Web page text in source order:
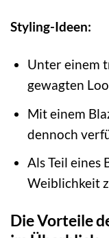
Styling-Ideen:
Unter einem
gewagten
Mit einem
dennoch
Als Teil eines
Weiblichkeit
Die Vorteile